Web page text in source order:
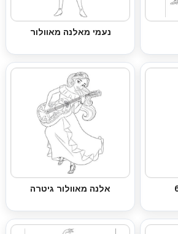
נעמי מאלנה מאוולור
אלנה מאוולור גיטרה